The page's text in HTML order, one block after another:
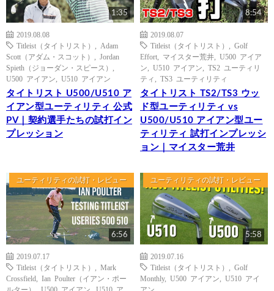
1:35
2019.08.08
Titleist（タイトリスト）
Adam
Scott（アダム・スコット）
Jordan
Spieth（ジョーダン・スピース）
U500 アイアン
U510 アイアン
タイトリスト U500/U510 ア
イアン型ユーティリティ 公式
PV｜契約選手たちの試打イン
プレッション
8:54
2019.08.07
Titleist（タイトリスト）
Golf
Effort
マイスター荒井
U500 アイア
ン
U510 アイアン
TS2 ユーティリ
ティ
TS3 ユーティリティ
タイトリスト TS2/TS3 ウッ
ド型ユーティリティ vs
U500/U510 アイアン型ユー
ティリティ 試打インプレッシ
ョン｜マイスター荒井
ユーティリティの試打・レビュー
6:56
2019.07.17
Titleist（タイトリスト）
Mark
Crossfield
Ian Poulter（イアン・ポー
ルター）
U500 アイアン
U510 ア
ユーティリティの試打・レビュー
5:58
2019.07.16
Titleist（タイトリスト）
Golf
Monthly, U500 アイアン
U510 アイ
アン